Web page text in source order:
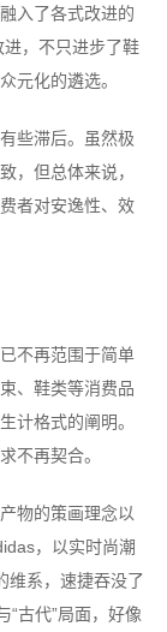
入了各式改进的
，不只进步了鞋
元化的遴选。
些滞后。虽然极
，但总体来说，
者对安逸性、效
不再范围于简单
、鞋类等消费品
计格式的阐明。
不再契合。
物的策画理念以
，以实时尚潮
维系，速捷吞没了
“古代”局面，好像